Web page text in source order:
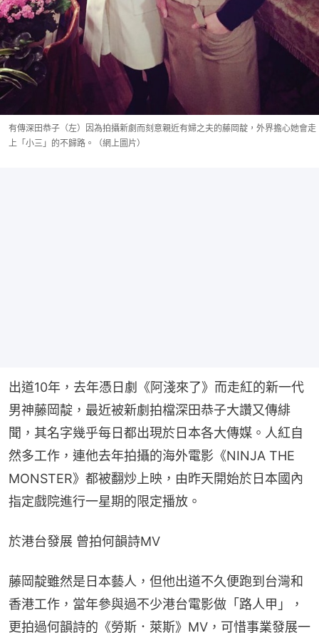
有傳深田恭子（左）因為拍攝新劇而刻意親近有婦之夫的藤岡靛，外界擔心她會走
上「小三」的不歸路。（網上圖片）
出道10年，去年憑日劇《阿淺來了》而走紅的新一代
男神藤岡靛，最近被新劇拍檔深田恭子大讚又傳緋
聞，其名字幾乎每日都出現於日本各大傳媒。人紅自
然多工作，連他去年拍攝的海外電影《NINJA THE
MONSTER》都被翻炒上映，由昨天開始於日本國內
指定戲院進行一星期的限定播放。
於港台發展 曾拍何韻詩MV
藤岡靛雖然是日本藝人，但他出道不久便跑到台灣和
香港工作，當年參與過不少港台電影做「路人甲」，
更拍過何韻詩的《勞斯．萊斯》MV，可惜事業發展一